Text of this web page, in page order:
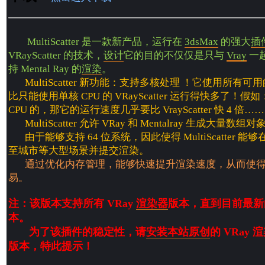
MultiScatter 是一款新产品，运行在 3dsMax 的强大插
VRayScatter 的技术， 设计它的目的不仅仅是只与 Vray 一
持 Mental Ray 的渲染。
MultiScatter 新功能：支持多核处理 ！它使用所有可
比只能使用单核 CPU 的 VRayScatter 运行得快多了！假
CPU 的，那它的运行速度几乎要比 VrayScatter 快 4 倍……
MultiScatter 允许 VRay 和 Mentalray 生成大量数组对
由于能够支持 64 位系统，因此使得 MultiScatter 能够
至城市等大型场景并提交渲染。
通过优化内存管理，能够快速提升渲染速度，从而使
易。
注：该版本支持所有 VRay 渲染器版本，直到目前最
本。
为了该插件的稳定性，请安装本站原创 的 VRay
版本，特此提示！